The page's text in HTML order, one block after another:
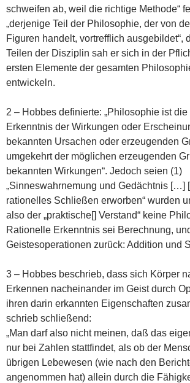
schweifen ab, weil die richtige Methode“
„derjenige Teil der Philosophie, der von
Figuren handelt, vortrefflich ausgebildet“,
Teilen der Disziplin sah er sich in der
ersten Elemente der gesamten
entwickeln.
2 – Hobbes definierte: „Philosophie ist
Erkenntnis der Wirkungen oder
bekannten Ursachen oder erzeugenden
umgekehrt der möglichen erzeugenden
bekannten Wirkungen“. Jedoch seien (1)
„Sinneswahrnemung und Gedächtnis […]
rationelles Schließen erworben“ wurden
also der „praktische[] Verstand“ keine
Rationelle Erkenntnis sei Berechnung,
Geistesoperationen zurück: Addition und
3 – Hobbes beschrieb, dass sich Körper
Erkennen nacheinander im Geist durch
ihren darin erkannten Eigenschaften
schrieb schließend:
„Man darf also nicht meinen, daß das
nur bei Zahlen stattfindet, als ob der
übrigen Lebewesen (wie nach den
angenommen hat) allein durch die